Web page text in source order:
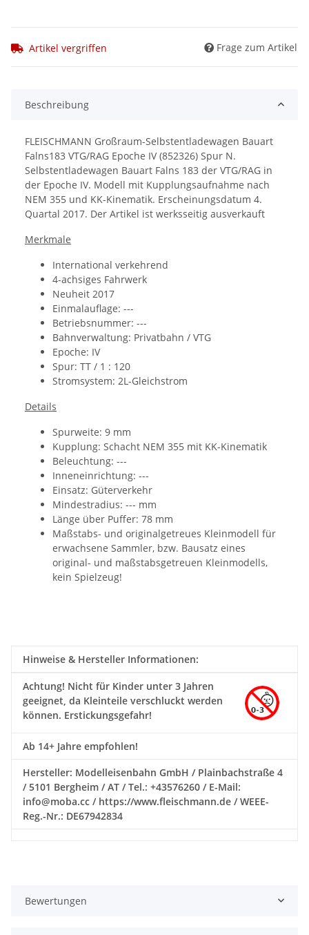
Artikel vergriffen Frage zum Artikel
Beschreibung
FLEISCHMANN Großraum-Selbstentladewagen Bauart
Falns183 VTG/RAG Epoche IV (852326) Spur N.
Selbstentladewagen Bauart Falns 183 der VTG/RAG in
der Epoche IV. Modell mit Kupplungsaufnahme nach
NEM 355 und KK-Kinematik. Erscheinungsdatum 4.
Quartal 2017. Der Artikel ist werksseitig ausverkauft
Merkmale
International verkehrend
4-achsiges Fahrwerk
Neuheit 2017
Einmalauflage: ---
Betriebsnummer: ---
Bahnverwaltung: Privatbahn / VTG
Epoche: IV
Spur: TT / 1 : 120
Stromsystem: 2L-Gleichstrom
Details
Spurweite: 9 mm
Kupplung: Schacht NEM 355 mit KK-Kinematik
Beleuchtung: ---
Inneneinrichtung: ---
Einsatz: Güterverkehr
Mindestradius: --- mm
Länge über Puffer: 78 mm
Maßstabs- und originalgetreues Kleinmodell für
erwachsene Sammler, bzw. Bausatz eines
original- und maßstabsgetreuen Kleinmodells,
kein Spielzeug!
Hinweise & Hersteller Informationen:
Achtung! Nicht für Kinder unter 3 Jahren
geeignet, da Kleinteile verschluckt werden
können. Erstickungsgefahr!
Ab 14+ Jahre empfohlen!
Hersteller: Modelleisenbahn GmbH / Plainbachstraße 4
/ 5101 Bergheim / AT / Tel.: +43576260 / E-Mail:
info@moba.cc / https://www.fleischmann.de / WEEE-
Reg.-Nr.: DE67942834
Bewertungen